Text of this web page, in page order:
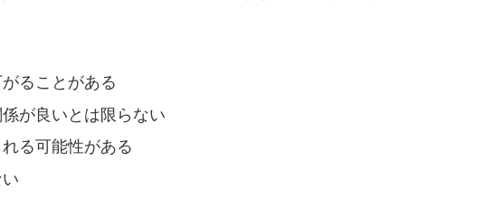
ることがある
が良いとは限らない
る可能性がある